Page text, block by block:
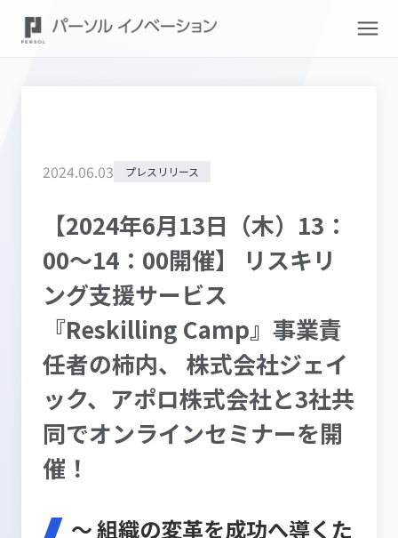
2024.06.03 プレスリリース
【2024年6月13日（木）13：
00～14：00開催】 リスキリ
ング支援サービス
『Reskilling Camp』事業責
任者の柿内、 株式会社ジェイ
ック、アポロ株式会社と3社共
同でオンラインセミナーを開
催！
～ 組織の変革を成功へ導くた